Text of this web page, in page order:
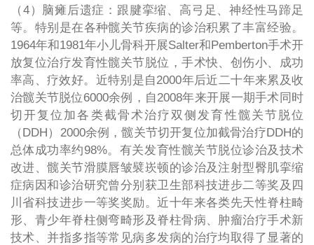
（4）脑瘫后遗症：跟腱挛缩、高弓足、神经性马蹄足
等。特别是在各种髋关节疾病的诊治积累了丰富经验。
1964年和1981年小儿骨科开展Salter和Pemberton手术开
放复位治疗发育性髋关节脱位，手术快、创伤小、成功
率高、疗效好。近特别是自2000年后近二十年来累及收
治髋关节脱位6000余例，自2008年来开展一期手术同时
切开复位加各类截骨术治疗双侧发育性髋关节脱位
（DDH）2000余例，髋关节切开复位加截骨治疗DDH的
总体成功率约98%。有关发育性髋关节脱位诊治及技术
改进、髋关节滑膜唇皱襞崁顿的诊治及注射型臀肌挛缩
症病因和诊治研究曾分别获卫生部科技进步二等奖及四
川省科技进步一等奖奖励。近十年来各类先天性脊柱畸
形、青少年脊柱侧弯畸形及脊柱骨病、肿瘤治疗手术新
技术、并指多指等常见病多发病的治疗均取得了显著的